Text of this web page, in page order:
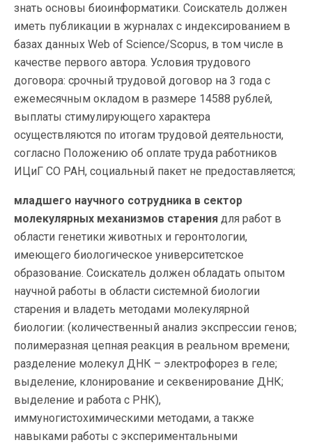
знать основы биоинформатики. Соискатель должен
иметь публикации в журналах с индексированием в
базах данных Web of Science/Scopus, в том числе в
качестве первого автора. Условия трудового
договора: срочный трудовой договор на 3 года с
ежемесячным окладом в размере 14588 рублей,
выплаты стимулирующего характера
осуществляются по итогам трудовой деятельности,
согласно Положению об оплате труда работников
ИЦиГ СО РАН, социальный пакет не предоставляется;
младшего научного сотрудника в сектор
молекулярных механизмов старения для работ в
области генетики животных и геронтологии,
имеющего биологическое университетское
образование. Соискатель должен обладать опытом
научной работы в области системной биологии
старения и владеть методами молекулярной
биологии: (количественный анализ экспрессии генов;
полимеразная цепная реакция в реальном времени;
разделение молекул ДНК – электрофорез в геле;
выделение, клонирование и секвенирование ДНК;
выделение и работа с РНК),
иммуногистохимическими методами, а также
навыками работы с экспериментальными